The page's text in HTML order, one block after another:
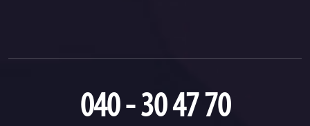
040 - 30 47 70